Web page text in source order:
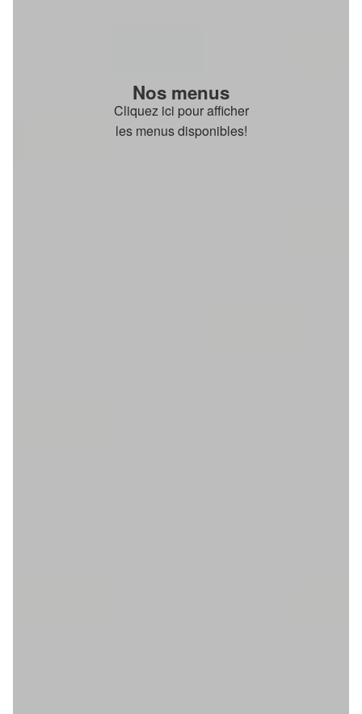
Nos menus
Cliquez ici pour afficher
les menus disponibles!